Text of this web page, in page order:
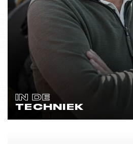
IN DE
TECHNIEK